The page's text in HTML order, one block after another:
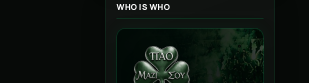
WHO IS WHO